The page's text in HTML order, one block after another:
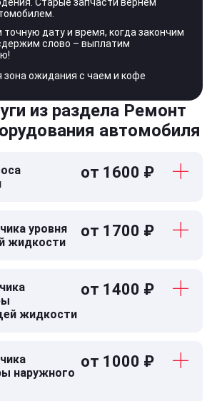
дату и время, когда закончим
слово – выплатим
зона ожидания с чаем и кофе
из раздела Ремонт
автомобиля
от 1600 ₽
уровня
жидкости
от 1700 ₽
жидкости
от 1400 ₽
наружного
от 1000 ₽